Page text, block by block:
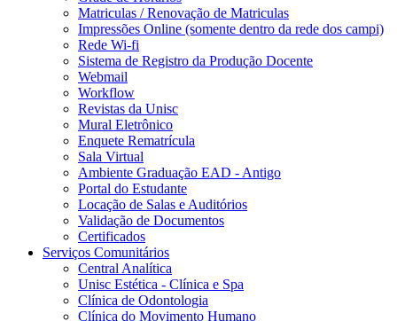
Matriculas / Renovação de Matriculas
Impressões Online (somente dentro da rede dos campi)
Rede Wi-fi
Sistema de Registro da Produção Docente
Webmail
Workflow
Revistas da Unisc
Mural Eletrônico
Enquete Rematrícula
Sala Virtual
Ambiente Graduação EAD - Antigo
Portal do Estudante
Locação de Salas e Auditórios
Validação de Documentos
Certificados
Serviços Comunitários
Central Analítica
Unisc Estética - Clínica e Spa
Clínica de Odontologia
Clínica do Movimento Humano